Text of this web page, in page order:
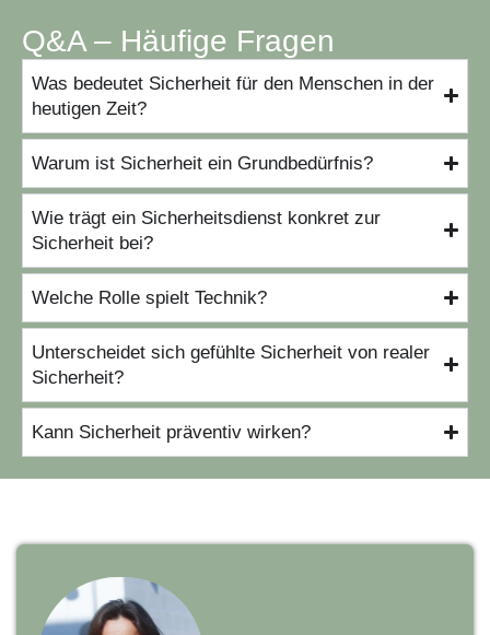
Q&A – Häufige Fragen
Was bedeutet Sicherheit für den Menschen in der
heutigen Zeit?
Warum ist Sicherheit ein Grundbedürfnis?
Wie trägt ein Sicherheitsdienst konkret zur
Sicherheit bei?
Welche Rolle spielt Technik?
Unterscheidet sich gefühlte Sicherheit von realer
Sicherheit?
Kann Sicherheit präventiv wirken?